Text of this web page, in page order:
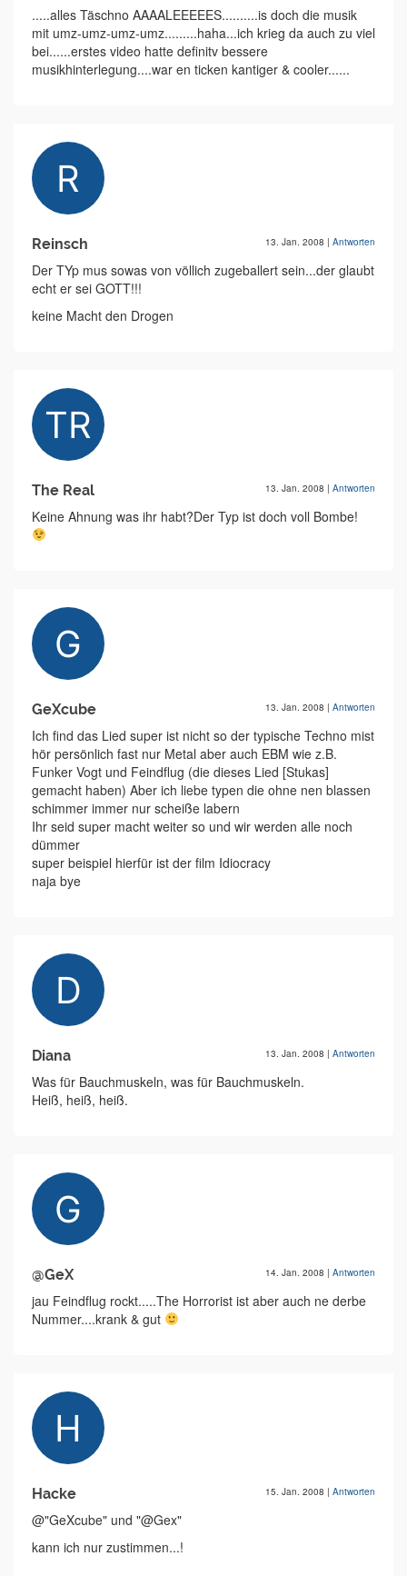
.....alles Täschno AAAALEEEEES..........is doch die musik
mit umz-umz-umz-umz.........haha...ich krieg da auch zu viel
bei......erstes video hatte definitv bessere
musikhinterlegung....war en ticken kantiger & cooler......
Reinsch 13. Jan. 2008 | Antworten
Der TYp mus sowas von völlich zugeballert sein...der glaubt
echt er sei GOTT!!!
keine Macht den Drogen
The Real 13. Jan. 2008 | Antworten
Keine Ahnung was ihr habt?Der Typ ist doch voll Bombe!
GeXcube 13. Jan. 2008 | Antworten
Ich find das Lied super ist nicht so der typische Techno mist
hör persönlich fast nur Metal aber auch EBM wie z.B.
Funker Vogt und Feindflug (die dieses Lied [Stukas]
gemacht haben) Aber ich liebe typen die ohne nen blassen
schimmer immer nur scheiße labern
Ihr seid super macht weiter so und wir werden alle noch
dümmer
super beispiel hierfür ist der film Idiocracy
naja bye
Diana 13. Jan. 2008 | Antworten
Was für Bauchmuskeln, was für Bauchmuskeln.
Heiß, heiß, heiß.
@GeX 14. Jan. 2008 | Antworten
jau Feindflug rockt.....The Horrorist ist aber auch ne derbe
Nummer....krank & gut
Hacke 15. Jan. 2008 | Antworten
@"GeXcube" und "@Gex"
kann ich nur zustimmen...!